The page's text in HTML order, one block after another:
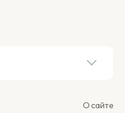
О сайте